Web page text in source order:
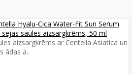
Hyalu-Cica Water-Fit Sun Serum
saules aizsargkrēms, 50 ml
aizsargkrēms ar Centella Asiatica un
ādas a..